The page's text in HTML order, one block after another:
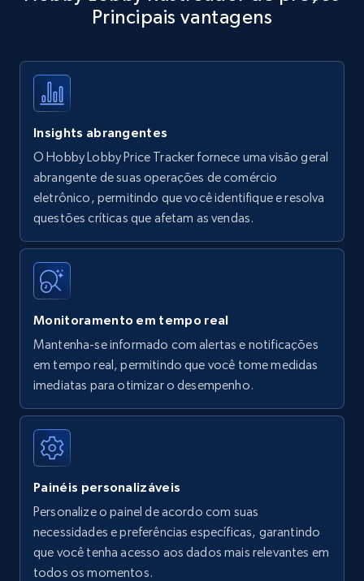
Title, Seller name, Brand, Description, Initial
35.2K+
Amazon products - find products by using
upc numbers
Title, Seller name, Brand, Description, Initial
price, Currency, Availability, Reviews count, and
35.2K+
Amazon Reviews
URL, Product name, Product rating, Product
Author name, Asin, and more.
7.4K+ 870+
Walmart - products
Principais vantagens
Insights abrangentes
O Hobby Lobby Price Tracker fornece uma visão geral
abrangente de suas operações de comércio
eletrônico, permitindo que você identifique e resolva
questões críticas que afetam as vendas.
Monitoramento em tempo real
Mantenha-se informado com alertas e notificações
em tempo real, permitindo que você tome medidas
imediatas para otimizar o desempenho.
Painéis personalizáveis
Personalize o painel de acordo com suas
necessidades e preferências específicas, garantindo
que você tenha acesso aos dados mais relevantes em
todos os momentos.